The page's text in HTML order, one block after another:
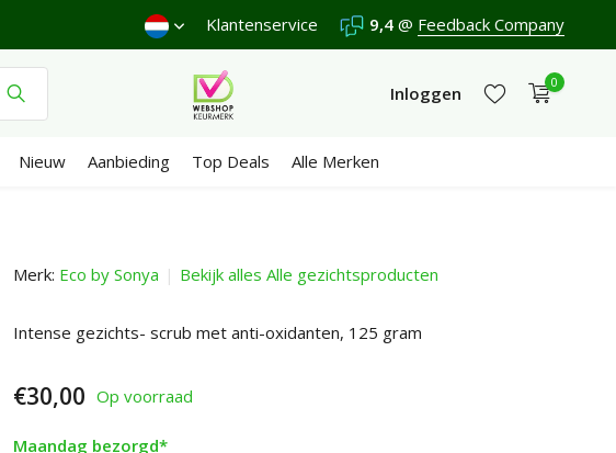
vanaf €65 Wij scoren een 9,4/10 in 3300+ reviews
Klantenservice 9,4 @ Feedback Company
Inloggen
0
Nieuw Aanbieding Top Deals Alle Merken
Merk: Eco by Sonya Bekijk alles Alle gezichtsproducten
Intense gezichts- scrub met anti-oxidanten, 125 gram
€30,00 Op voorraad
Maandag bezorgd*